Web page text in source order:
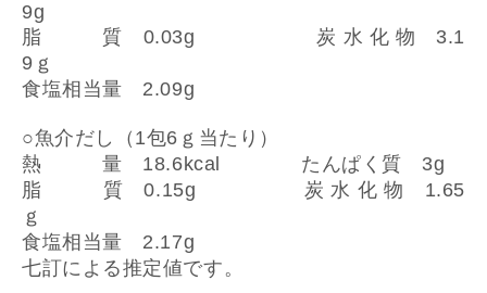
9g
脂 質 0.03g炭 水 化 物 3.1
9ｇ
食塩相当量 2.09g
○魚介だし（1包6ｇ当たり）
熱 量 18.6kcal たんぱく質 3g
脂 質 0.15g 炭 水 化 物 1.65
ｇ
食塩相当量 2.17g
七訂による推定値です。